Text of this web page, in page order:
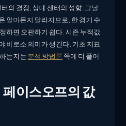
의 결장, 상대 센터의 성향, 그날
얼마든지 달라지므로, 한 경기 수
하면 오판하기 쉽다. 시즌 누적값
비로소 의미가 생긴다. 기초 지표
는지는 분석 방법론 쪽에 더 풀어
페이스오프의 값